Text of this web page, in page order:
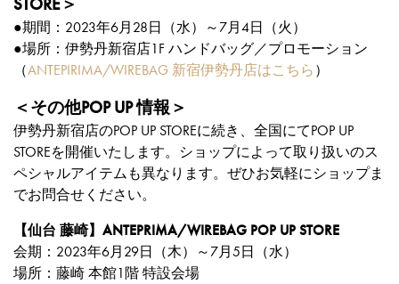
●期間：2023年6月28日（水）～7月4日（火）
●場所：伊勢丹新宿店1F ハンドバッグ／プロモーション
（ANTEPIRIMA/WIREBAG 新宿伊勢丹店はこちら）
＜その他POP UP 情報＞
伊勢丹新宿店のPOP UP STOREに続き、全国にてPOP UP
STOREを開催いたします。ショップによって取り扱いのス
ペシャルアイテムも異なります。ぜひお気軽にショップま
でお問合せください。
【仙台 藤崎】ANTEPRIMA/WIREBAG POP UP STORE
会期：2023年6月29日（木）～7月5日（水）
場所：藤崎 本館1階 特設会場